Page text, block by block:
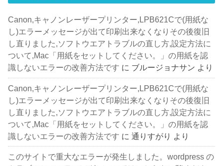
Canon,キャノンレーザープリンター,LPB621Cで(用紙な
し)エラーメッセージが出て印刷出来なくなりその後復旧
し直りました,ソフトウエアトラブルの直し方,設定方法に
ついて,Mac「用紙をセットしてください。」の用紙を認
識しないエラーの改善方法です に ブルージョナサン より
Canon,キャノンレーザープリンター,LPB621Cで(用紙な
し)エラーメッセージが出て印刷出来なくなりその後復旧
し直りました,ソフトウエアトラブルの直し方,設定方法に
ついて,Mac「用紙をセットしてください。」の用紙を認
識しないエラーの改善方法です に通りすがり より
このサイトで重大なエラーが発生しました。wordpress の